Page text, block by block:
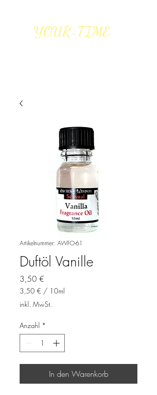
YOUR-TIME
Artikelnummer: AWFO-61
Duftöl Vanille
3,50 €
3,50 € / 10ml
3,50 €
pro
Milliliter
inkl. MwSt.
Anzahl *
In den Warenkorb